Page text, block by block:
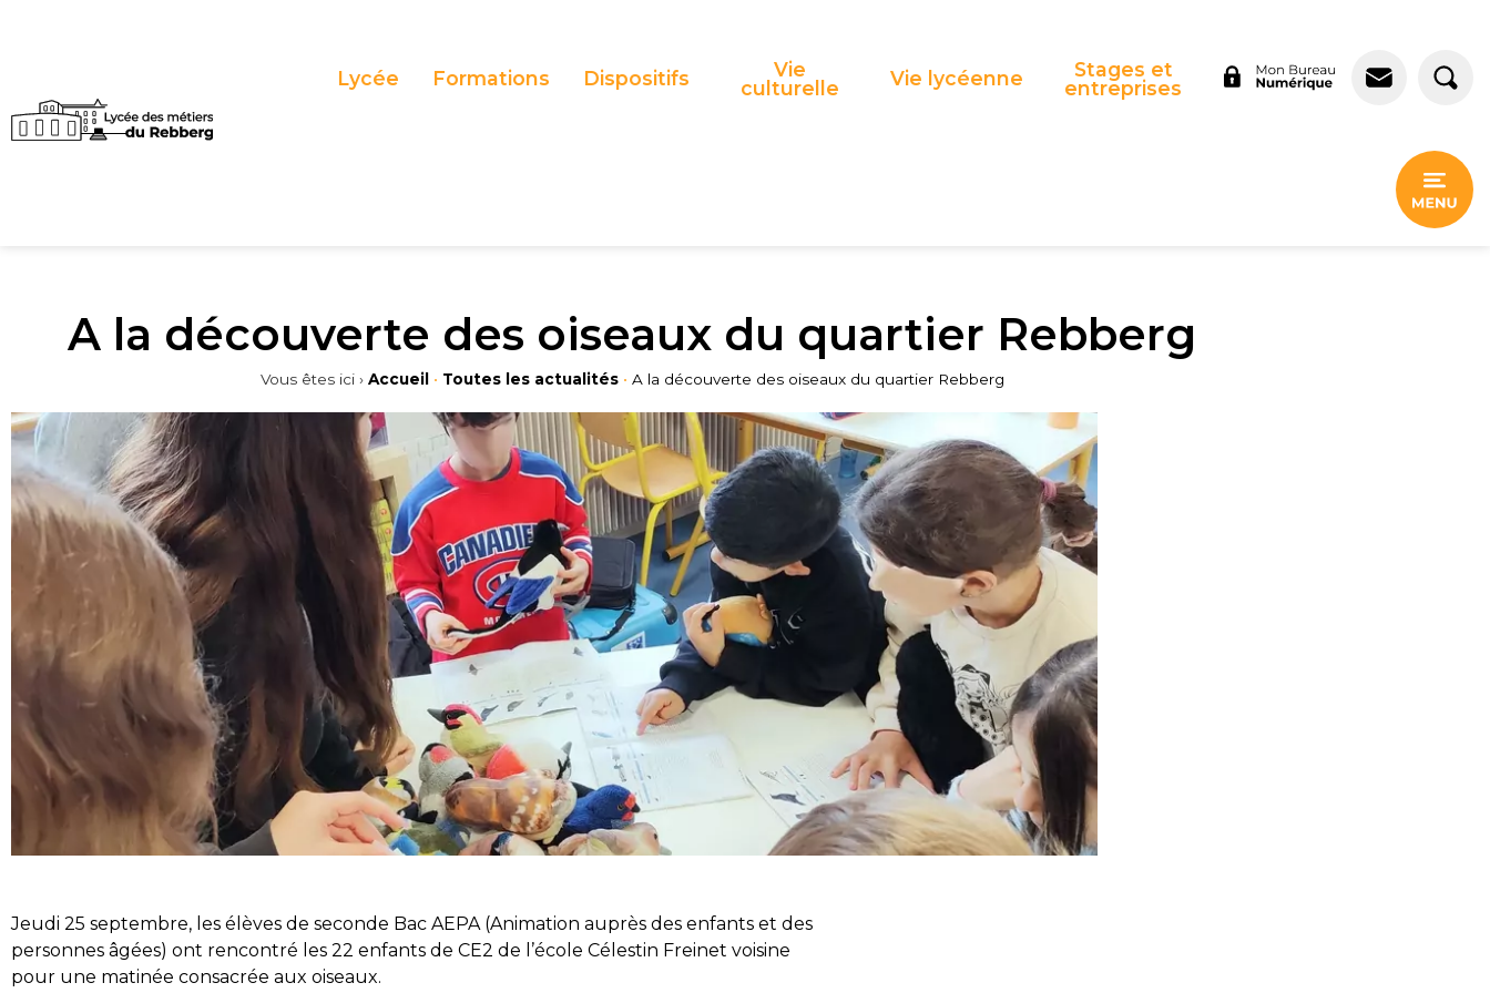
Lycée Formations Dispositifs
Vie
culturelle
Vie lycéenne
Stages et
entreprises
A la découverte des oiseaux du quartier Rebberg
Vous êtes ici › Accueil • Toutes les actualités• A la découverte des oiseaux du quartier Rebberg
Jeudi 25 septembre, les élèves de seconde Bac AEPA (Animation auprès des enfants et des
personnes âgées) ont rencontré les 22 enfants de CE2 de l’école Célestin Freinet voisine
pour une matinée consacrée aux oiseaux.